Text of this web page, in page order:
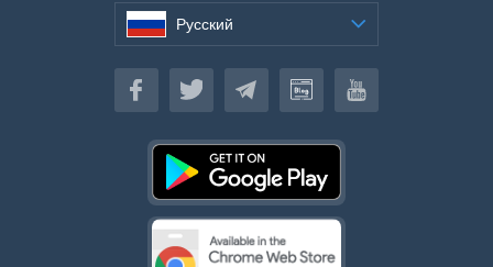
Русский
Русский